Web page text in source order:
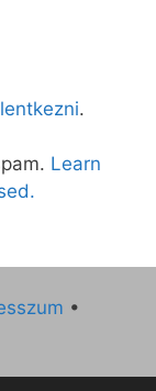
.
Learn
•